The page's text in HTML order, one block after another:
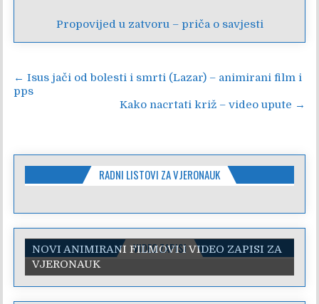
Propovijed u zatvoru – priča o savjesti
Navigacija
objava
← Isus jači od bolesti i smrti (Lazar) – animirani film i
pps
Kako nacrtati križ – video upute →
RADNI LISTOVI ZA VJERONAUK
VIDEO ZAPISI
NOVI ANIMIRANI FILMOVI I VIDEO ZAPISI ZA
VJERONAUK